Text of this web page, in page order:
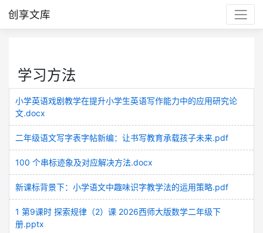
创享文库
学习方法
小学英语戏剧教学在提升小学生英语写作能力中的应用研究论
文.docx
二年级语文写字表字帖新编：让书写教育承载孩子未来.pdf
100 个串标迹象及对应解决方法.docx
新课标背景下：小学语文中趣味识字教学法的运用策略.pdf
1 第9课时 探索规律（2）课 2026西师大版数学二年级下
册.pptx